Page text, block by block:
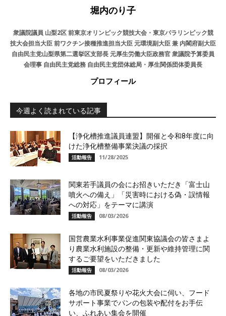
堀内のり子
衆議院議員 山梨2区 前東京オリンピック競技大会・東京パラリンピック競
技大会担当大臣 前ワクチン接種推進担当大臣 元環境副大臣 兼 内閣府副大臣
自由民主党山梨県第二選挙区支部長 元厚生労働大臣政務官 衆議院予算委員
会理事 自由民主党総務 自由民主党団体総局・厚生関係団体委員長
プロフィール
今週よく読まれている記事
【浄化槽推進議員連盟】開催と令和8年度に向
けた浄化槽整備事業決議の採択
活動報告 11/28/2025
関東若手議員の会にお招きいただき「富士山
噴火への備え」「災害時における偽・誤情報
への対応」をテーマに講演
活動報告 08/03/2026
国営農業水利事業促進関東協議会の皆さまよ
り農業水利施設の整備・更新や維持管理に関
するご要望をいただきました
活動報告 08/03/2026
各地の市民夏祭りや花火大会に伺い、フード
サポート事業でパンの包装や配付をお手伝
い、ふれあい集会を開催